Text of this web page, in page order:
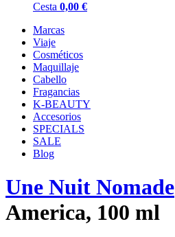
Cesta 0,00 €
Marcas
Viaje
Cosméticos
Maquillaje
Cabello
Fragancias
K-BEAUTY
Accesorios
SPECIALS
SALE
Blog
Une Nuit Nomade
America, 100 ml